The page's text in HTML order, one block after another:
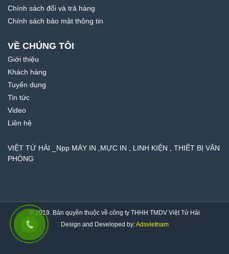
Chính sách đổi và trả hàng
Chính sách bảo mật thông tin
VỀ CHÚNG TÔI
Giới thiệu
Khách hàng
Tuyển dụng
Tin tức
Video
Liên hệ
VIỆT TỨ HẢI _Npp MÁY IN ,MỰC IN , LINH KIỆN , THIẾT BỊ VĂN
PHÒNG
© 2019. Bản quyền thuộc về công ty THHH TMDV Việt Tứ Hải
Design and Developed by:Adsvietnam